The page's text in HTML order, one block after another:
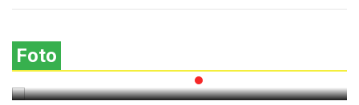
Foto
Lima Gunung XXV Kobarkan Semangat